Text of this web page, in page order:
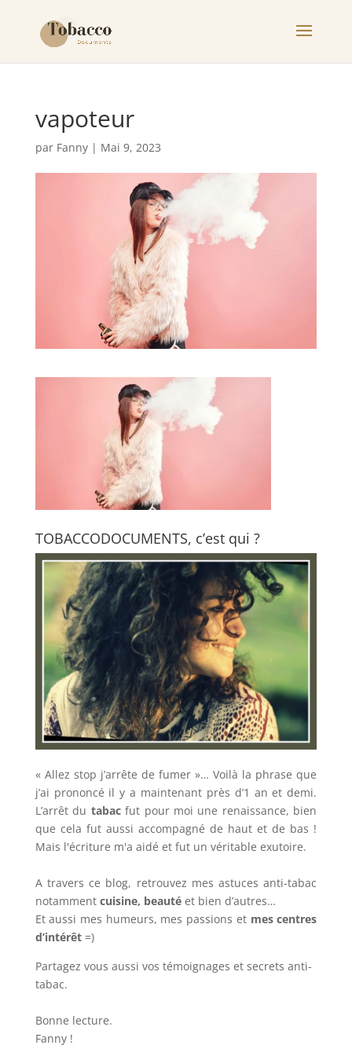
vapoteur
par Fanny| Mai 9, 2023
TOBACCODOCUMENTS, c’est qui ?
« Allez stop j’arrête de fumer »… Voilà la phrase que
j’ai prononcé il y a maintenant près d’1 an et demi.
L’arrêt du tabacfut pour moi une renaissance, bien
que cela fut aussi accompagné de haut et de bas !
Mais l'écriture m'a aidé et fut un véritable exutoire.
A travers ce blog, retrouvez mes astuces anti-tabac
notamment cuisine, beautéet bien d’autres…
Et aussi mes humeurs, mes passions et mes centres
d’intérêt=)
Partagez vous aussi vos témoignages et secrets anti-
tabac.
Bonne lecture.
Fanny !